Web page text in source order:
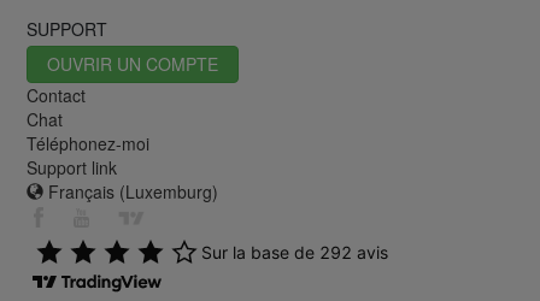
SUPPORT
OUVRIR UN COMPTE
Contact
Chat
Téléphonez-moi
Support link
Français (Luxemburg)